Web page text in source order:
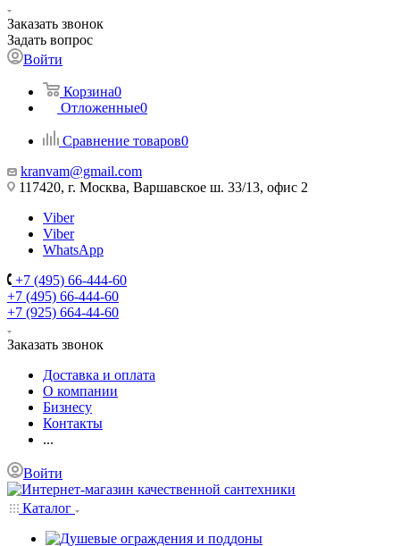
Заказать звонок
Задать вопрос
Войти
Корзина0
Отложенные0
Сравнение товаров0
kranvam@gmail.com
117420, г. Москва, Варшавское ш. 33/13, офис 2
Viber
Viber
WhatsApp
+7 (495) 66-444-60
+7 (495) 66-444-60
+7 (925) 664-44-60
Заказать звонок
Доставка и оплата
О компании
Бизнесу
Контакты
...
Войти
Каталог